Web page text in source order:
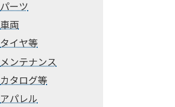
パーツ
車両
タイヤ等
メンテナンス
カタログ等
アパレル